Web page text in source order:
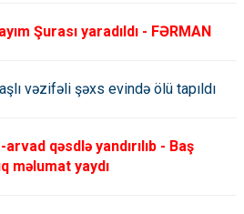
Şurası yaradıldı - FƏRMAN
vəzifəli şəxs evində ölü tapıldı
qəsdlə yandırılıb - Baş
məlumat yaydı